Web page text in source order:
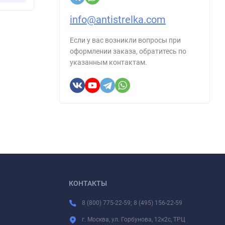
info@antistrelka.com
Если у вас возникли вопросы при
оформлении заказа, обратитесь по
указанным контактам.
КОНТАКТЫ
8 (800) 775-22-59; 8 (495) 156-22-59
г. Москва, ул. Горбунова, 12к2с, ТРЦ